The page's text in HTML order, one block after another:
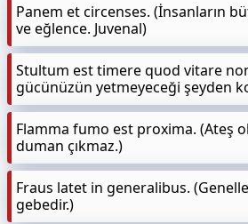
Panem et circenses. (İnsanların
ve eğlence. Juvenal)
Stultum est timere quod vitare
gücünüzün yetmeyeceği şeyden
Flamma fumo est proxima. (Ateş
duman çıkmaz.)
Fraus latet in generalibus.
gebedir.)